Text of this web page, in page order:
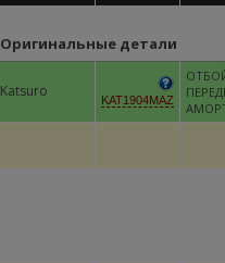
Оригинальные детали
Katsuro KAT1904MAZ